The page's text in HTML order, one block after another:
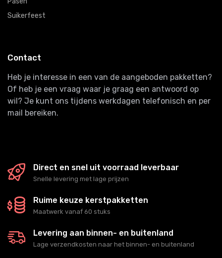
Suikerfeest
Contact
Heb je interesse in een van de aangeboden pakketten?
Of heb je een vraag waar je graag een antwoord op
wil? Je kunt ons tijdens werkdagen telefonisch en per
mail bereiken.
Direct en snel uit voorraad leverbaar
Snelle levering met lage prijzen
Ruime keuze kerstpakketten
Maatwerk vanaf 60 stuks
Levering aan binnen- en buitenland
Lage verzendkosten naar het binnen- en buitenland